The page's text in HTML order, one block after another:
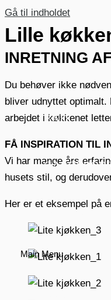
Gå til indholdet
BAD
INTERIØR
Main Menu
Lille
INRETNING
Du behøver ikke
bliver udnyttet
arbejdet i køkkenet
FÅ INSPIRATION TIL
Vi har mange års
husets stil, og
Her er et eksempel på